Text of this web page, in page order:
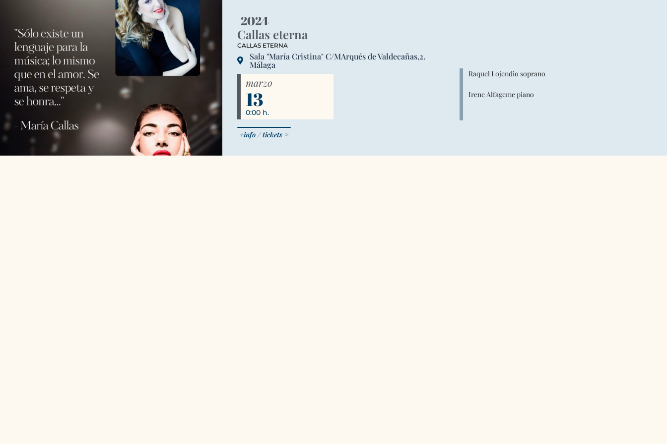
2024
Callas eterna
CALLAS ETERNA
Sala "María Cristina" C/MArqués de Valdecañas,2.
Málaga
marzo
13
0:00 h.
+info / tickets >
Raquel Lojendio soprano
Irene Alfageme piano